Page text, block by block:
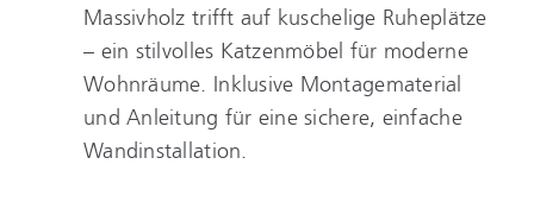
Massivholz trifft auf kuschelige Ruheplätze
– ein stilvolles Katzenmöbel für moderne
Wohnräume. Inklusive Montagematerial
und Anleitung für eine sichere, einfache
Wandinstallation.